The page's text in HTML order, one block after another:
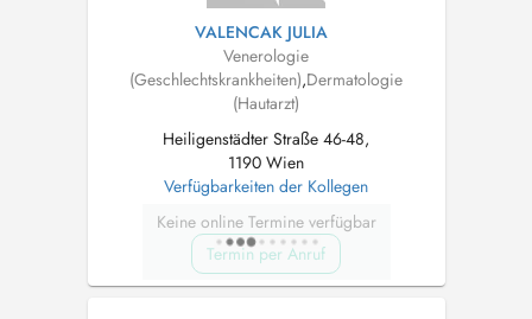
VALENCAK JULIA
Venerologie
(Geschlechtskrankheiten),Dermatologie
(Hautarzt)
Heiligenstädter Straße 46-48,
1190 Wien
Verfügbarkeiten der Kollegen
Keine online Termine verfügbar
Termin per Anruf